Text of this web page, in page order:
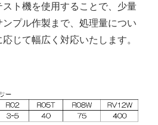
スト機を使用することで、少量
プル作製まで、処理量につい
じて幅広く対応いたします。